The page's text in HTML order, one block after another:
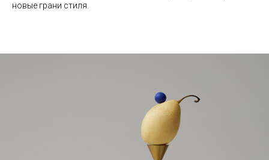
новые грани стиля.